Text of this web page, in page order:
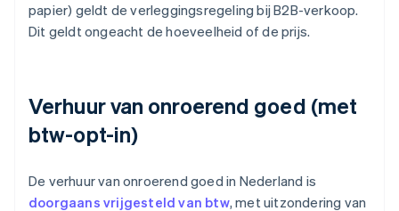
papier) geldt de verleggingsregeling bij B2B-verkoop.
Dit geldt ongeacht de hoeveelheid of de prijs.
Verhuur van onroerend goed (met
btw-opt-in)
De verhuur van onroerend goed in Nederland is
doorgaans vrijgesteld van btw, met uitzondering van